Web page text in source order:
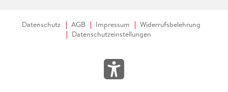
Datenschutz AGB Impressum
Widerrufsbelehrung
Datenschutzeinstellungen